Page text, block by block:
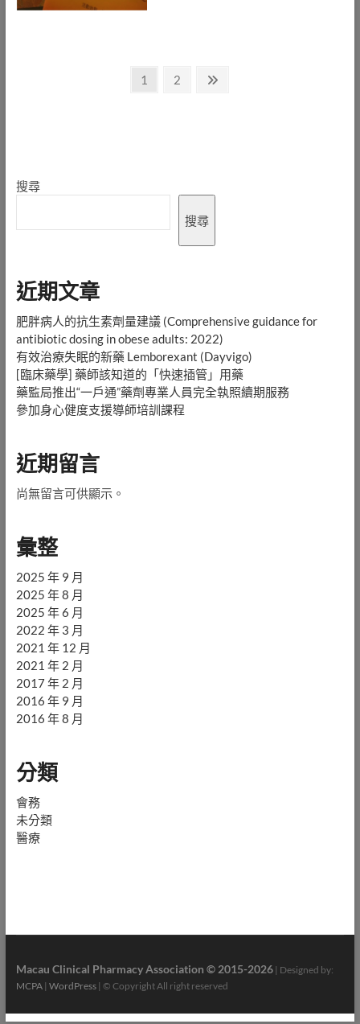
Page
1 Page
2
搜尋
搜尋
近期文章
肥胖病人的抗生素劑量建議 (Comprehensive guidance for
antibiotic dosing in obese adults: 2022)
有效治療失眠的新藥 Lemborexant (Dayvigo)
[臨床藥學] 藥師該知道的「快速插管」用藥
藥監局推出“一戶通”藥劑專業人員完全執照續期服務
參加身心健度支援導師培訓課程
近期留言
尚無留言可供顯示。
彙整
2025 年 9 月
2025 年 8 月
2025 年 6 月
2022 年 3 月
2021 年 12 月
2021 年 2 月
2017 年 2 月
2016 年 9 月
2016 年 8 月
分類
會務
未分類
醫療
Macau Clinical Pharmacy Association © 2015-2026| Designed by:
MCPA| WordPress| © Copyright All right reserved